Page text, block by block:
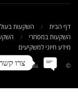
דף הבית השקעות
השקעות במסחרי
מידע חיוני למשקיעים
© 2021 NadlanTV צרו